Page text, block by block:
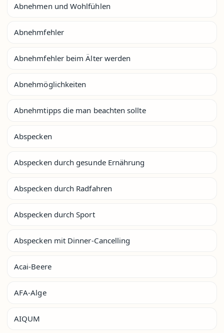
Abnehmen und Wohlfühlen
Abnehmfehler
Abnehmfehler beim Älter werden
Abnehmöglichkeiten
Abnehmtipps die man beachten sollte
Abspecken
Abspecken durch gesunde Ernährung
Abspecken durch Radfahren
Abspecken durch Sport
Abspecken mit Dinner-Cancelling
Acai-Beere
AFA-Alge
AIQUM